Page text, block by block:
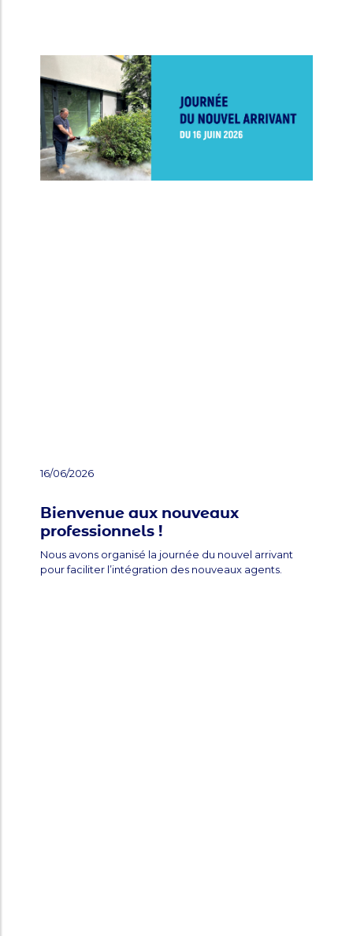
16/06/2026
Bienvenue aux nouveaux
professionnels !
Nous avons organisé la journée du nouvel arrivant
pour faciliter l’intégration des nouveaux agents.